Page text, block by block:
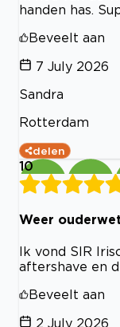
handen has.
Beveelt aan
7 July 2026
Sandra
Rotterdam
delen
10
Weer
Ik vond SIR
aftershave en
Beveelt aan
2 July 2026